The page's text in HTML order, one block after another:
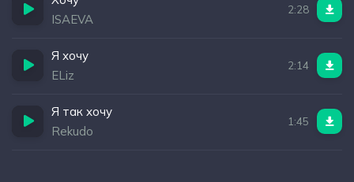
ISAEVA
2:28
Я хочу
ELiz
2:14
Я так хочу
Rekudo
1:45